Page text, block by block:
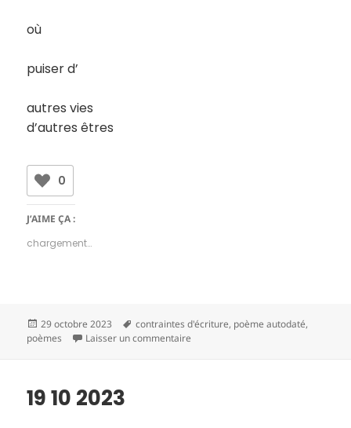
où
puiser d’
autres vies
d’autres êtres
0
J’AIME ÇA :
chargement…
Publié
le
29 octobre 2023
Mots-
clés
contraintes d'écriture, poème autodaté,
poèmes
Laisser un commentaire
19 10 2023